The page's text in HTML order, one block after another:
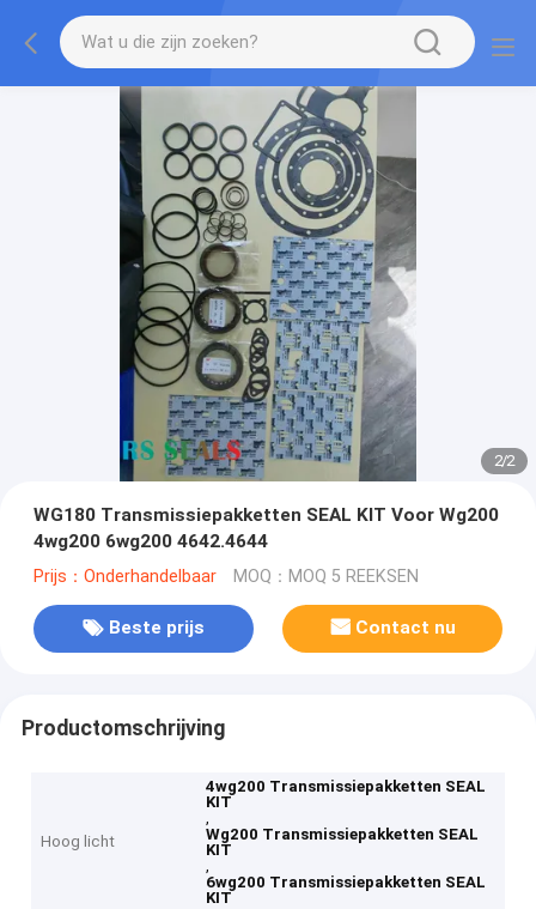
2/2
WG180 Transmissiepakketten SEAL KIT Voor Wg200
4wg200 6wg200 4642.4644
Prijs：Onderhandelbaar MOQ：MOQ 5 REEKSEN
Beste prijs Contact nu
Productomschrijving
Hoog licht
4wg200 Transmissiepakketten SEAL
KIT
,
Wg200 Transmissiepakketten SEAL
KIT
,
6wg200 Transmissiepakketten SEAL
KIT